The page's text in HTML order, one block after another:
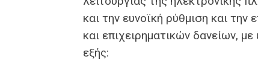
και την ευνοϊκή ρύθμιση και
και επιχειρηματικών δανείων,
εξής: